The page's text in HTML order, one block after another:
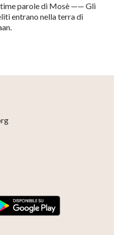
parole di Mosè —— Gli
entrano nella terra di